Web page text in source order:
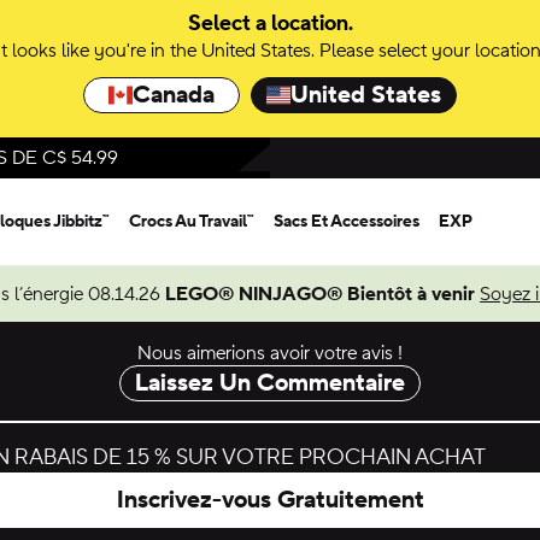
Select a location.
looks like you're in the United States. Please select your
Canada United States
DE C$ 54.99
Jibbitz™ Crocs Au Travail™ Sacs Et Accessoires EXP
l’énergie 08.14.26 LEGO® NINJAGO® Bientôt à venir Soyez
Nous aimerions avoir votre avis !
Laissez Un Commentaire
DE 15 % SUR VOTRE PROCHAIN ACHAT
Inscrivez-vous Gratuitement